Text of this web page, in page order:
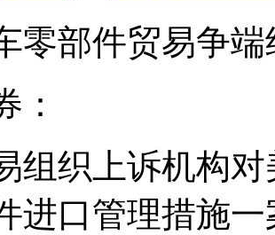
零部件贸易争
：
组织上诉机构
进口管理措施